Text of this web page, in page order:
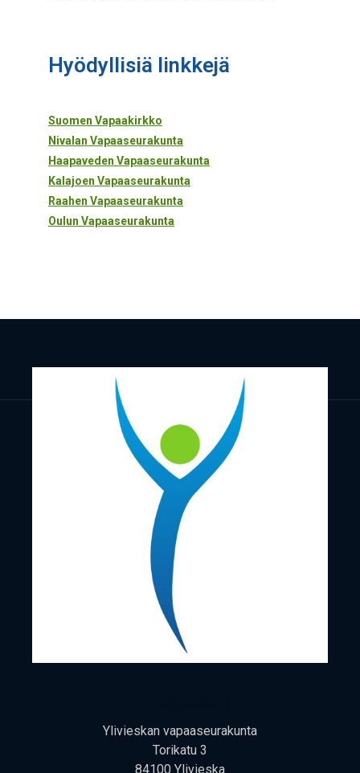
Hyö­dyl­li­siä linkkejä
Suo­men Vapaakirkko
Niva­lan Vapaaseurakunta
Haa­pa­ve­den Vapaaseurakunta
Kala­joen Vapaaseurakunta
Raa­hen Vapaaseurakunta
Oulun Vapaa­seu­ra­kun­ta
Yli­vies­kan vapaaseurakunta
Tori­ka­tu 3
84100 Ylivieska